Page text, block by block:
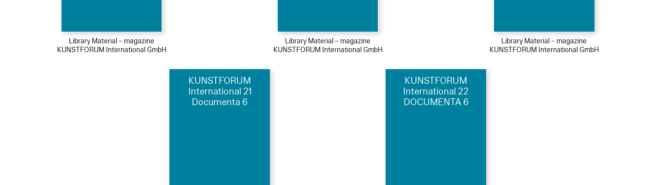
Library Material – magazine
KUNSTFORUM International GmbH
Library Material – magazine
KUNSTFORUM International GmbH
Library Material – magazine
KUNSTFORUM International GmbH
KUNSTFORUM
International 21
Documenta 6
KUNSTFORUM
International 22
DOCUMENTA 6